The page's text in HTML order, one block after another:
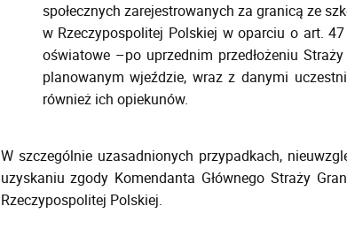
społecznych zarejestrowanych za granicą ze
w Rzeczypospolitej Polskiej w oparciu o art.
oświatowe –po uprzednim przedłożeniu
planowanym wjeździe, wraz z danymi
również ich opiekunów.
W szczególnie uzasadnionych przypadkach,
uzyskaniu zgody Komendanta Głównego Straży
Rzeczypospolitej Polskiej.